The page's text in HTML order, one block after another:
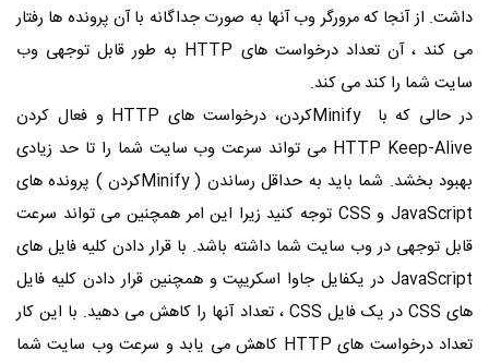
داشت. از آنجا که مرورگر وب آنها به صورت جداگانه با آن پرونده ها رفتار
می کند ، آن تعداد درخواست های HTTP به طور قابل توجهی وب
سایت شما را کند می کند.
در حالی که با
Minifyکردن، درخواست های HTTP و فعال کردن
HTTP Keep-Alive می تواند سرعت وب سایت شما را تا حد زیادی
بهبود بخشد. شما باید به حداقل رساندن (Minifyکردن ) پرونده های
JavaScriptو CSS توجه کنید زیرا این امر همچنین می تواند سرعت
قابل توجهی در وب سایت شما داشته باشد. با قرار دادن کلیه فایل های
JavaScript در یکفایل جاوا اسکریپت و همچنین قرار دادن کلیه فایل
های CSS در یک فایل CSS ، تعداد آنها را کاهش می دهید. با این کار
تعداد درخواست های HTTP کاهش می یابد و سرعت وب سایت شما